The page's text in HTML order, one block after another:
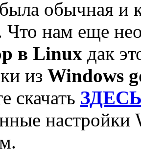
обычная и
Что нам еще
в Linux дак
из Windows
скачать